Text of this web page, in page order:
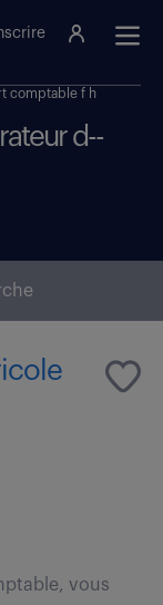
comptable f h
d--
vous